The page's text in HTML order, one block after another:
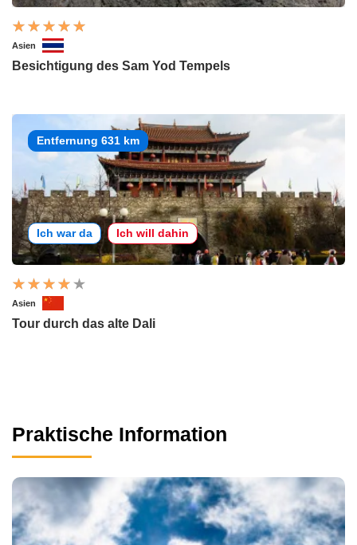
Asien
Besichtigung des Sam Yod Tempels
Entfernung 631 km
Ich war da Ich will dahin
Asien
Tour durch das alte Dali
Praktische Information